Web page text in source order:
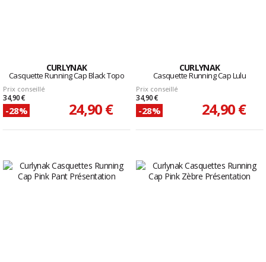
CURLYNAK
Casquette Running Cap Black Topo
Prix conseillé
34,90 €
-28% 24,90 €
CURLYNAK
Casquette Running Cap Lulu
Prix conseillé
34,90 €
-28% 24,90 €